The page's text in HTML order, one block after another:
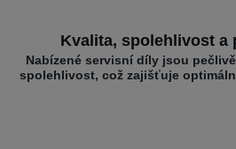
Kvalita, spolehlivost a
Nabízené servisní díly jsou
spolehlivost, což zajišťuje